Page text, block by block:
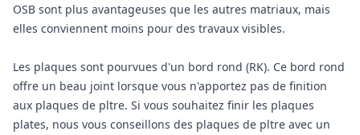
OSB sont plus avantageuses que les autres matriaux, mais
elles conviennent moins pour des travaux visibles.
Les plaques sont pourvues d'un bord rond (RK). Ce bord rond
offre un beau joint lorsque vous n'apportez pas de finition
aux plaques de pltre. Si vous souhaitez finir les plaques
plates, nous vous conseillons des plaques de pltre avec un